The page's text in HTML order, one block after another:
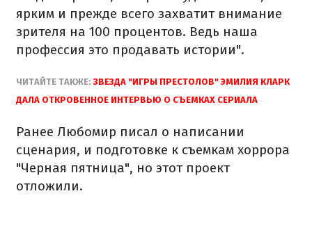
ярким и прежде всего захватит внимание
зрителя на 100 процентов. Ведь наша
профессия это продавать истории".
ЧИТАЙТЕ ТАКЖЕ: ЗВЕЗДА "ИГРЫ ПРЕСТОЛОВ" ЭМИЛИЯ КЛАРК
ДАЛА ОТКРОВЕННОЕ ИНТЕРВЬЮ О СЪЕМКАХ СЕРИАЛА
Ранее Любомир писал о написании
сценария, и подготовке к съемкам хоррора
"Черная пятница", но этот проект
отложили.